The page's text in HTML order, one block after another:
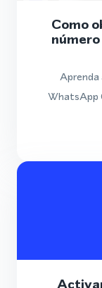
Como
Aprenda
WhatsApp